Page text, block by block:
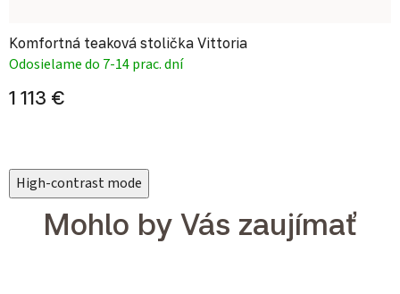
Komfortná teaková stolička Vittoria
Odosielame do 7-14 prac. dní
1 113 €
High-contrast mode
Mohlo by Vás zaujímať